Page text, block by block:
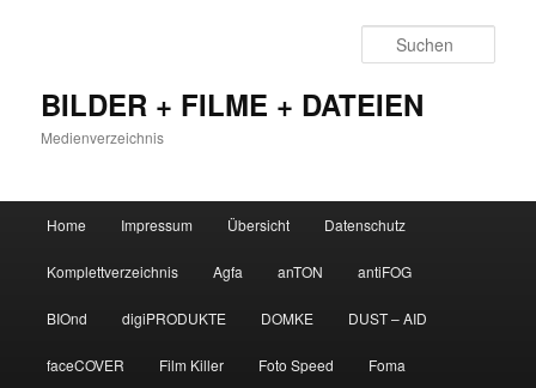
BILDER + FILME + DATEIEN
Medienverzeichnis
Home Impressum Übersicht Datenschutz
Komplettverzeichnis Agfa anTON antiFOG
BIOnd digiPRODUKTE DOMKE DUST – AID
faceCOVER Film Killer Foto Speed Foma